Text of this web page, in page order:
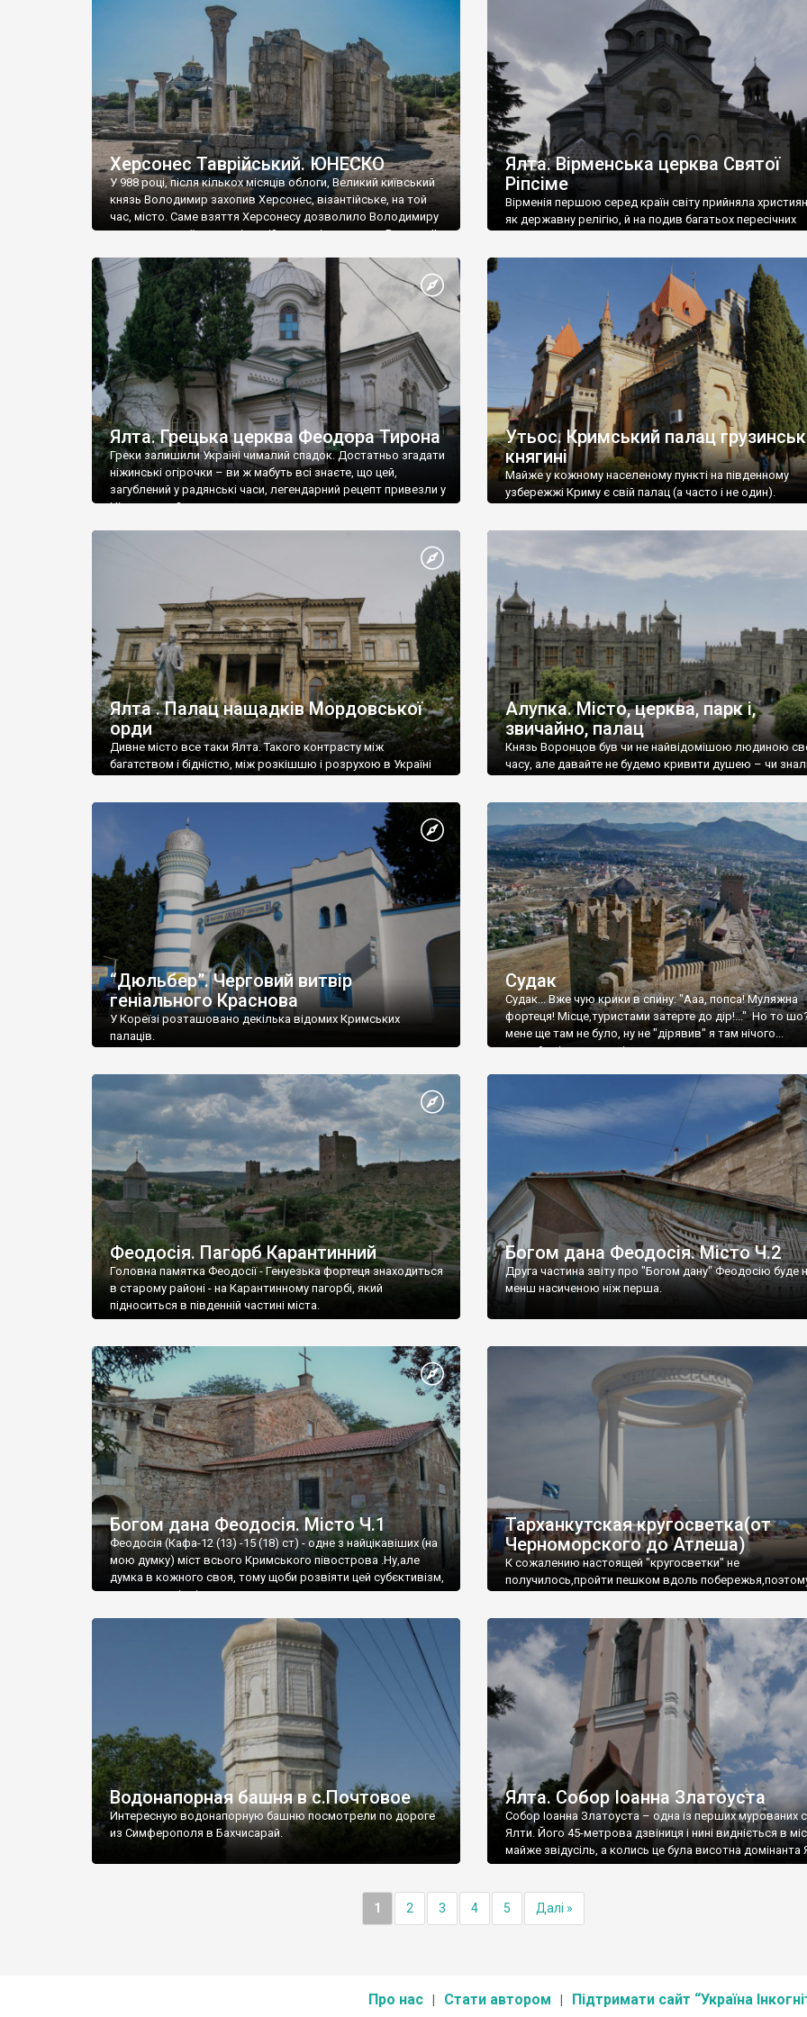
візантійської доби. Раритети викрадені з фондів об’єкту
культурної спадщини ЮНЕСКО «Херсонеса Таврійського».
Офіційно – на виставку «Золото Візантії», але експерти та
влада в Україні вважають це лише […]
називаються «повстяками» (postaki)…” “Вино. Крим
виробляє відмінне вино і його вдосталь: воно все
легке біле і дуже […]
Херсонес Таврійський. ЮНЕСКО
У 988 році, після кількох місяців облоги, Великий київський
князь Володимир захопив Херсонес, візантійське, на той
час, місто. Саме взяття Херсонесу дозволило Володимиру
диктувати свої умови візантійському імператору Василю ІІ,
Херсонесі Володимир-язичник, став Василем-
християнином. А потім було Хрещення Русі. На честь
Херсонесу Таврійського названо місто […]
Ялта. Вірменська церква Святої
Ріпсіме
Вірменія першою серед країн світу прийняла
як державну релігію, й на подив багатьох пересічних
Ялта. Грецька церква Феодора Тирона
Греки залишили Україні чималий спадок. Достатньо згадати
ніжинські огірочки – ви ж мабуть всі знаєте, що цей,
загублений у радянські часи, легендарний рецепт привезли у
Ніжин греки?
Утьос. Кримський палац
княгині
Майже у кожному населеному пункті на південному
узбережжі Криму є свій палац (а часто і не один).
Ялта . Палац нащадків Мордовської
орди
Дивне місто все таки Ялта. Такого контрасту між
багатством і бідністю, між розкішшю і розрухою в Україні
Алупка. Місто, церква, парк і,
звичайно, палац
Князь Воронцов був чи не найвідомішою людиною
часу, але давайте не будемо кривити душею – чи
“Дюльбер”. Черговий витвір
геніального Краснова
У Кореїзі розташовано декілька відомих Кримських
палаців.
Судак
Судак... Вже чую крики в спину: "Ааа, попса! Муляжна
фортеця! Місце,туристами затерте до дір!..." Но то
мене ще там не було, ну не "дірявив" я там нічого...
принаймні до цього літа.
Феодосія. Пагорб Карантинний
Головна памятка Феодосії - Генуезька фортеця знаходиться
в старому районі - на Карантинному пагорбі, який
підноситься в південній частині міста.
Богом дана Феодосія. Місто Ч.2
Друга частина звіту про "Богом дану" Феодосію буде
менш насиченою ніж перша.
Богом дана Феодосія. Місто Ч.1
Феодосія (Кафа-12 (13) -15 (18) ст) - одне з найцікавіших (на
мою думку) міст всього Кримського півострова .Ну,але
думка в кожного своя, тому щоби розвіяти цей субєктивізм,
запрошую відвідати це
Тарханкутская кругосветка(от
Черноморского до Атлеша)
К сожалению настоящей "кругосветки" не
получилось,пройти пешком вдоль
Водонапорная башня в с.Почтовое
Интересную водонапорную башню посмотрели по дороге
из Симферополя в Бахчисарай.
Ялта. Собор Іоанна Златоуста
Собор Іоанна Златоуста – одна із перших мурованих
Ялти. Його 45-метрова дзвіниця і нині видніється в
майже звідусіль, а колись це була висотна домінанта
1 2 3 4 5 Далі »
Про нас Стати автором Підтримати сайт “Україна